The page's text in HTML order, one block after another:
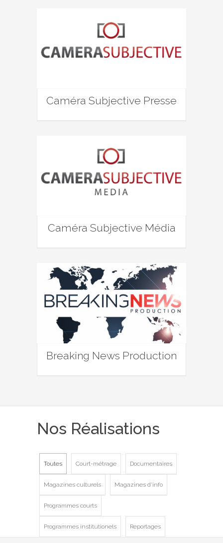
Caméra Subjective Presse
Caméra Subjective Média
Breaking News Production
Nos Réalisations
Toutes Court-métrage Documentaires
Magazines culturels Magazines d'info
Programmes courts
Programmes institutionels Reportages